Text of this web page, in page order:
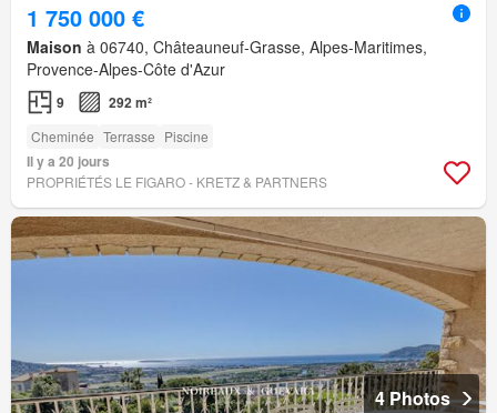
1 750 000 €
Maison à 06740, Châteauneuf-Grasse, Alpes-Maritimes,
Provence-Alpes-Côte d'Azur
9 292 m²
Cheminée Terrasse Piscine
Il y a 20 jours
PROPRIÉTÉS LE FIGARO - KRETZ & PARTNERS
4 Photos